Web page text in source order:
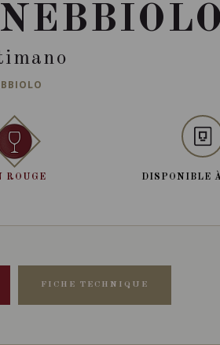
ROUGE DISPONIBLE
FICHE TECHNIQUE